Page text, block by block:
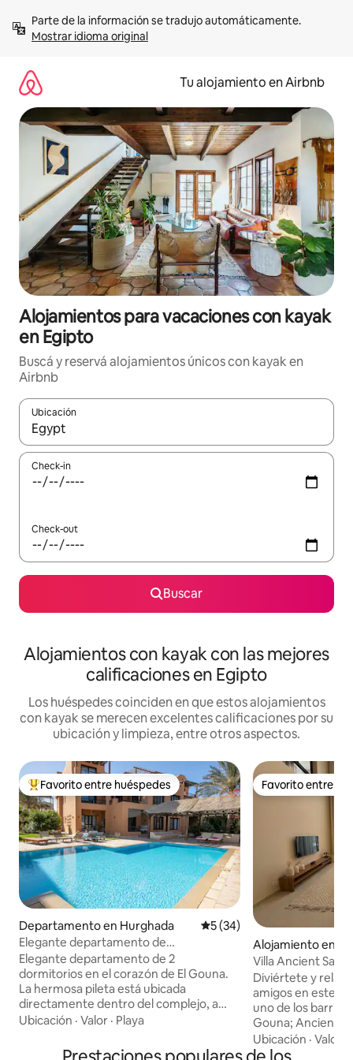
contenidoMostrar idioma original
Tu alojamiento en Airbnb
Alojamientos para vacaciones con kayak
en Egipto
Buscá y reservá alojamientos únicos con kayak en
Airbnb
Ubicación
Cuando los resultados estén disponibles, navegá con las
Check-in
Check-out
Buscar
Alojamientos con kayak con las mejores
calificaciones en Egipto
Los huéspedes coinciden en que estos alojamientos
con kayak se merecen excelentes calificaciones por su
ubicación y limpieza, entre otros aspectos.
Favorito entre los huéspedes más destacados
Favorito entre huéspedes
Departamento en Hurghada Calificación promedio: 5 de
5 (34)
Elegante departamento de
2 dormitorios en El Gouna. Pileta, laguna,
a poca distancia a pie del puerto
deportivo
Elegante departamento de 2
dormitorios en el corazón de El Gouna.
La hermosa pileta está ubicada
directamente dentro del complejo, a
solo unos pasos, y la playa privada y la
Perfecto para una estadía relajada en
Ubicación · Valor · Playa
Favorito entre
Favorito entre
Alojamiento en
Villa Ancient
- Kayaks
Diviértete y
amigos en este
uno de los barrios
Gouna; Ancient
dormitorios
1 dormitorio
Ubicación ·Valor